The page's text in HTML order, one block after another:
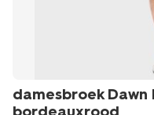
damesbroek